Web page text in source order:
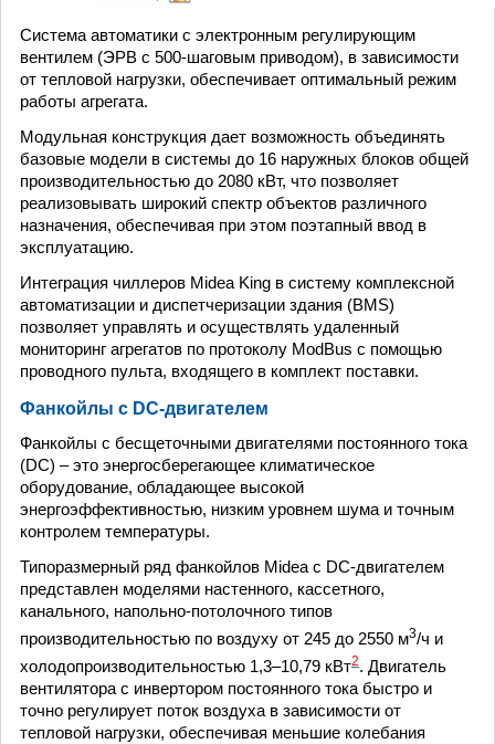
Система автоматики с электронным регулирующим
вентилем (ЭРВ с 500-шаговым приводом), в зависимости
от тепловой нагрузки, обеспечивает оптимальный режим
работы агрегата.
Модульная конструкция дает возможность объединять
базовые модели в системы до 16 наружных блоков общей
производительностью до 2080 кВт, что позволяет
реализовывать широкий спектр объектов различного
назначения, обеспечивая при этом поэтапный ввод в
эксплуатацию.
Интеграция чиллеров Midea King в систему комплексной
автоматизации и диспетчеризации здания (BMS)
позволяет управлять и осуществлять удаленный
мониторинг агрегатов по протоколу ModBus с помощью
проводного пульта, входящего в комплект поставки.
Фанкойлы с DC-двигателем
Фанкойлы с бесщеточными двигателями постоянного тока
(DC) – это энергосберегающее климатическое
оборудование, обладающее высокой
энергоэффективностью, низким уровнем шума и точным
контролем температуры.
Типоразмерный ряд фанкойлов Midea с DC-двигателем
представлен моделями настенного, кассетного,
канального, напольно-потолочного типов
производительностью по воздуху от 245 до 2550 м3/ч и
холодопроизводительностью 1,3–10,79 кВт2. Двигатель
вентилятора с инвертором постоянного тока быстро и
точно регулирует поток воздуха в зависимости от
тепловой нагрузки, обеспечивая меньшие колебания